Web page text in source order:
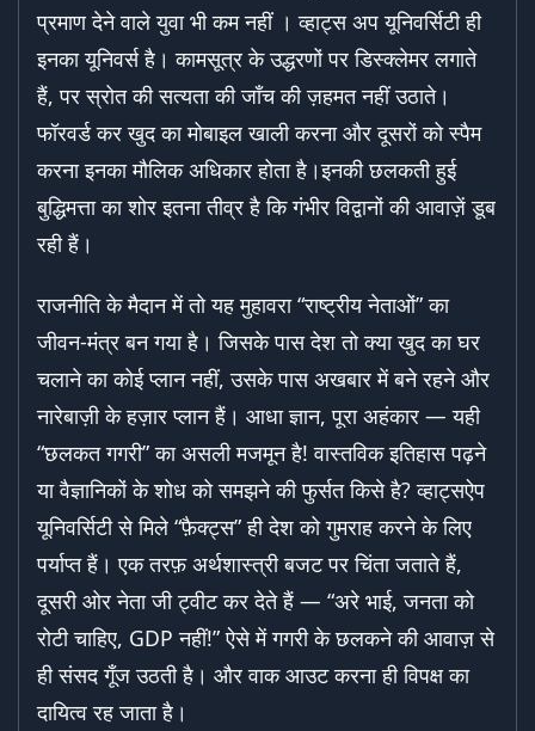
प्रमाण देने वाले युवा भी कम नहीं । व्हाट्स अप यूनिवर्सिटी ही
इनका यूनिवर्स है। कामसूत्र के उद्धरणों पर डिस्क्लेमर लगाते
हैं, पर स्रोत की सत्यता की जाँच की ज़हमत नहीं उठाते।
फॉरवर्ड कर खुद का मोबाइल खाली करना और दूसरों को स्पैम
करना इनका मौलिक अधिकार होता है।इनकी छलकती हुई
बुद्धिमत्ता का शोर इतना तीव्र है कि गंभीर विद्वानों की आवाज़ें डूब
रही हैं।
राजनीति के मैदान में तो यह मुहावरा “राष्ट्रीय नेताओं” का
जीवन-मंत्र बन गया है। जिसके पास देश तो क्या खुद का घर
चलाने का कोई प्लान नहीं, उसके पास अखबार में बने रहने और
नारेबाज़ी के हज़ार प्लान हैं। आधा ज्ञान, पूरा अहंकार — यही
“छलकत गगरी” का असली मजमून है! वास्तविक इतिहास पढ़ने
या वैज्ञानिकों के शोध को समझने की फुर्सत किसे है? व्हाट्सऐप
यूनिवर्सिटी से मिले “फ़ैक्ट्स” ही देश को गुमराह करने के लिए
पर्याप्त हैं। एक तरफ़ अर्थशास्त्री बजट पर चिंता जताते हैं,
दूसरी ओर नेता जी ट्वीट कर देते हैं — “अरे भाई, जनता को
रोटी चाहिए, GDP नहीं!” ऐसे में गगरी के छलकने की आवाज़ से
ही संसद गूँज उठती है। और वाक आउट करना ही विपक्ष का
दायित्व रह जाता है।